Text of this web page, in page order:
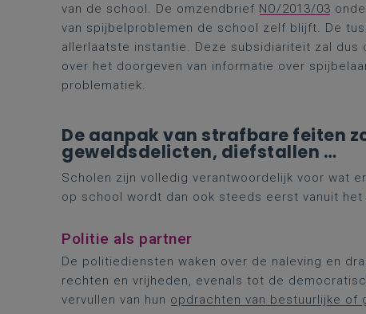
van de school. De omzendbrief NO/2013/03
van spijbelproblemen de school zelf blijft. De
allerlaatste instantie. Deze subsidiariteit zal dus
over het doorgeven van informatie over
problematiek.
De aanpak van strafbare feiten
geweldsdelicten, diefstallen …
Scholen zijn volledig verantwoordelijk voor wat
op school wordt dan ook steeds eerst vanuit het
Politie als partner
De politiediensten waken over de naleving en
rechten en vrijheden, evenals tot de
vervullen van hun opdrachten van bestuurlijke of